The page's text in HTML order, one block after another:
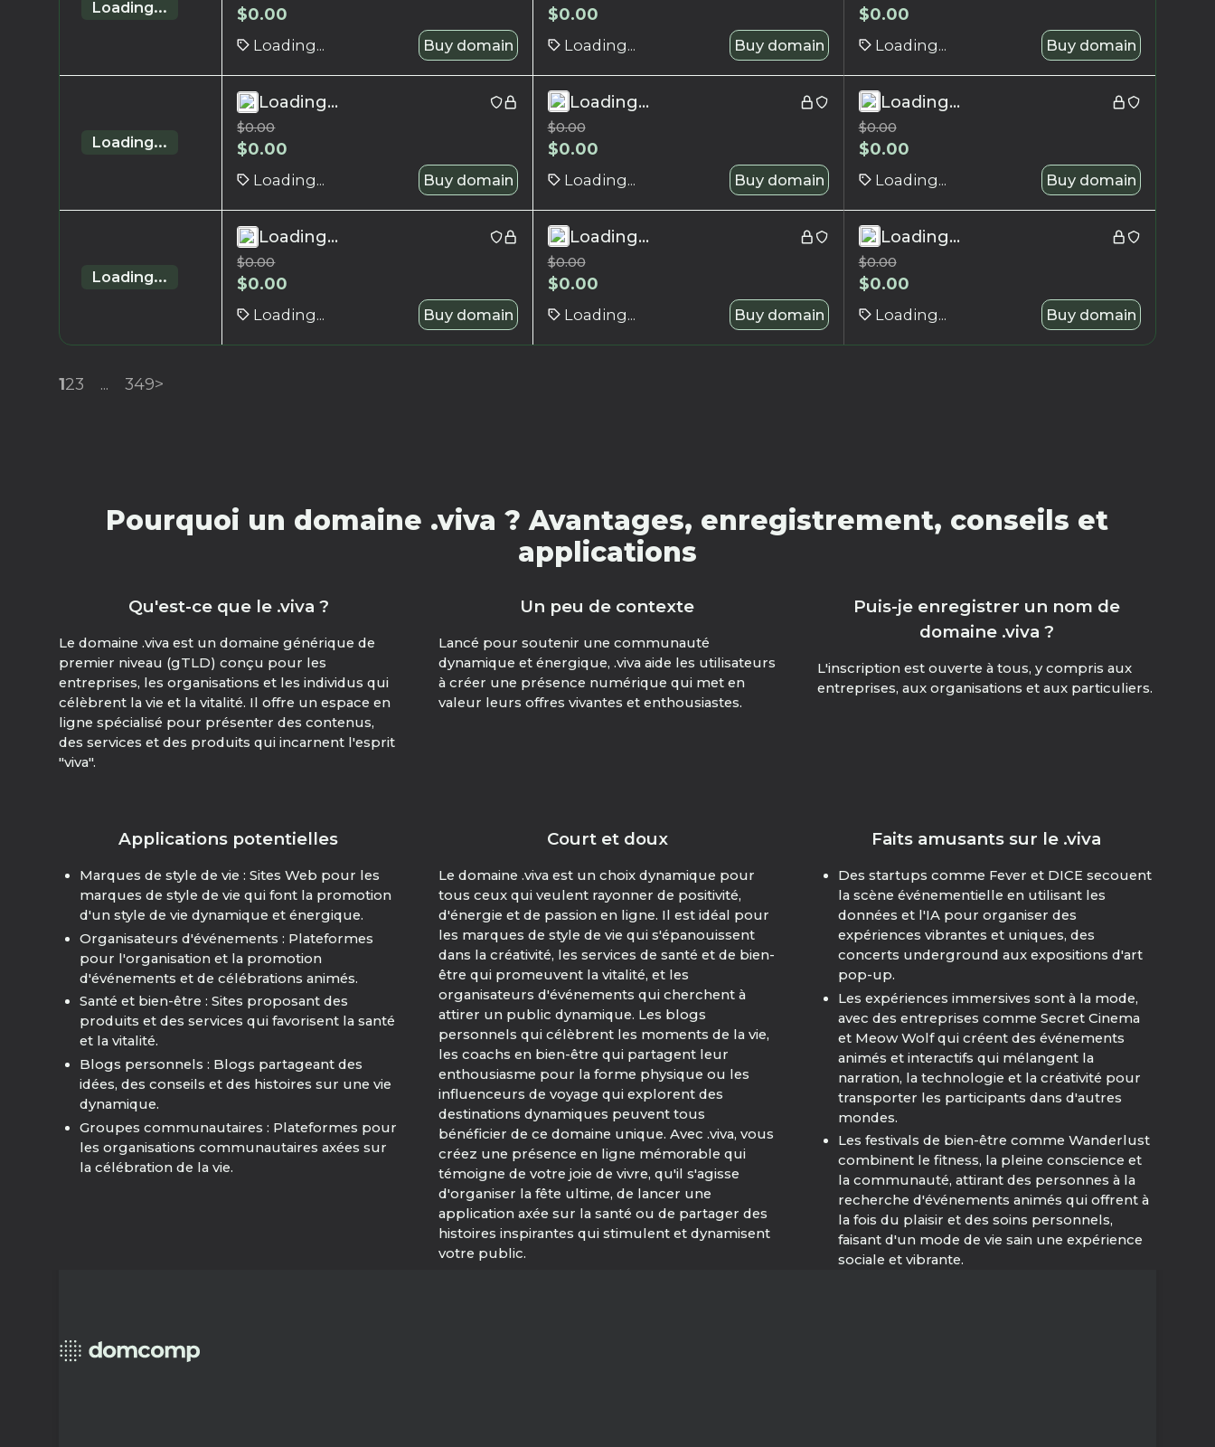
Loading... $0.00
Loading... Buy domain
$0.00
Loading... Buy domain
$0.00
Loading... Buy domain
Loading...
Loading...
$0.00
$0.00
Loading... Buy domain
Loading...
$0.00
$0.00
Loading... Buy domain
Loading...
$0.00
$0.00
Loading... Buy domain
Loading...
Loading...
$0.00
$0.00
Loading... Buy domain
Loading...
$0.00
$0.00
Loading... Buy domain
Loading...
$0.00
$0.00
Loading... Buy domain
123 ... 349>
Pourquoi un domaine .viva ? Avantages, enregistrement, conseils et
applications
Qu'est-ce que le .viva ?
Le domaine .viva est un domaine générique de
premier niveau (gTLD) conçu pour les
entreprises, les organisations et les individus qui
célèbrent la vie et la vitalité. Il offre un espace en
ligne spécialisé pour présenter des contenus,
des services et des produits qui incarnent l'esprit
"viva".
Un peu de contexte
Lancé pour soutenir une communauté
dynamique et énergique, .viva aide les utilisateurs
à créer une présence numérique qui met en
valeur leurs offres vivantes et enthousiastes.
Puis-je enregistrer un nom de
domaine .viva ?
L'inscription est ouverte à tous, y compris aux
entreprises, aux organisations et aux particuliers.
Applications potentielles
Marques de style de vie : Sites Web pour les
marques de style de vie qui font la promotion
d'un style de vie dynamique et énergique.
Organisateurs d'événements : Plateformes
pour l'organisation et la promotion
d'événements et de célébrations animés.
Santé et bien-être : Sites proposant des
produits et des services qui favorisent la santé
et la vitalité.
Blogs personnels : Blogs partageant des
idées, des conseils et des histoires sur une vie
dynamique.
Groupes communautaires : Plateformes pour
les organisations communautaires axées sur
la célébration de la vie.
Court et doux
Le domaine .viva est un choix dynamique pour
tous ceux qui veulent rayonner de positivité,
d'énergie et de passion en ligne. Il est idéal pour
les marques de style de vie qui s'épanouissent
dans la créativité, les services de santé et de bien-
être qui promeuvent la vitalité, et les
organisateurs d'événements qui cherchent à
attirer un public dynamique. Les blogs
personnels qui célèbrent les moments de la vie,
les coachs en bien-être qui partagent leur
enthousiasme pour la forme physique ou les
influenceurs de voyage qui explorent des
destinations dynamiques peuvent tous
bénéficier de ce domaine unique. Avec .viva, vous
créez une présence en ligne mémorable qui
témoigne de votre joie de vivre, qu'il s'agisse
d'organiser la fête ultime, de lancer une
application axée sur la santé ou de partager des
histoires inspirantes qui stimulent et dynamisent
votre public.
Faits amusants sur le .viva
Des startups comme Fever et DICE secouent
la scène événementielle en utilisant les
données et l'IA pour organiser des
expériences vibrantes et uniques, des
concerts underground aux expositions d'art
pop-up.
Les expériences immersives sont à la mode,
avec des entreprises comme Secret Cinema
et Meow Wolf qui créent des événements
animés et interactifs qui mélangent la
narration, la technologie et la créativité pour
transporter les participants dans d'autres
mondes.
Les festivals de bien-être comme Wanderlust
combinent le fitness, la pleine conscience et
la communauté, attirant des personnes à la
recherche d'événements animés qui offrent à
la fois du plaisir et des soins personnels,
faisant d'un mode de vie sain une expérience
sociale et vibrante.